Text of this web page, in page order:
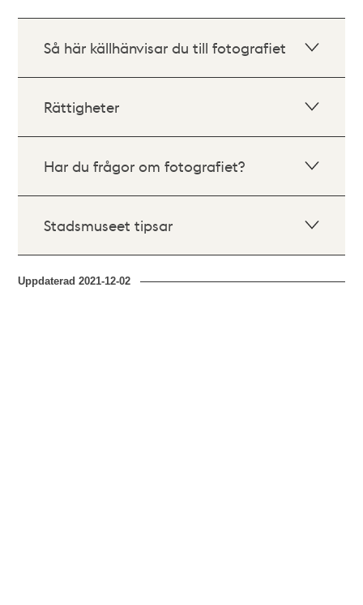
Så här källhänvisar du till fotografiet
Rättigheter
Har du frågor om fotografiet?
Stadsmuseet tipsar
Uppdaterad2021-12-02